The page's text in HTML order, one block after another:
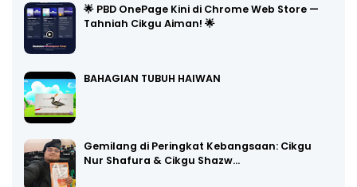
🌟 PBD OnePage Kini di Chrome Web Store —
Tahniah Cikgu Aiman! 🌟
BAHAGIAN TUBUH HAIWAN
Gemilang di Peringkat Kebangsaan: Cikgu
Nur Shafura & Cikgu Shazw…